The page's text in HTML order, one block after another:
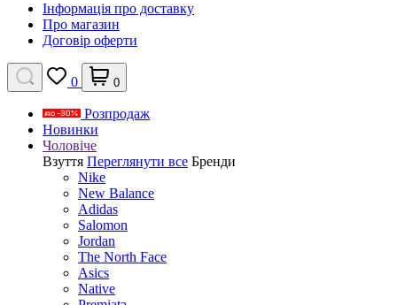
Інформація про доставку
Про магазин
Договір оферти
0 0
Розпродаж
Новинки
Чоловіче
Взуття Переглянути все Бренди
Nike
New Balance
Adidas
Salomon
Jordan
The North Face
Asics
Native